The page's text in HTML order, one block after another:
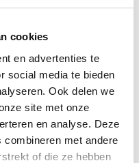
cookies
en advertenties te
social media te bieden
Ook delen we
site met onze
en analyse. Deze
combineren met andere
of die ze hebben